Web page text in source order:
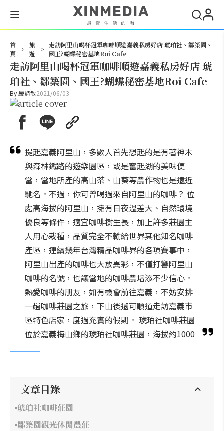
首
頁
>
旅
遊
>
走訪阿里山喝杯冠軍咖啡順遊嘉義私房好店 琥珀社、鄒築園、
國王?蝴蝶秘密基地Roi Cafe
走訪阿里山喝杯冠軍咖啡順遊嘉義私房好店 琥
珀社、鄒築園、國王?蝴蝶秘密基地Roi Cafe
By嚴詩敏2021/06/03
提起嘉義阿里山，多數人首先想起的是有著神木
與森林鐵路的遊樂園區，或是奮起湖的美味便
當，當地所產的高山茶、山葵等農作物也是遠近
馳名。不過，你可曾喝過來自阿里山的咖啡？ 位
處高海拔的阿里山，擁有日夜溫差大、自然環境
優良等條件，適宜咖啡樹生長，加上許多莊園主
人用心栽種，品質完全不輸給世界其他知名咖啡
產區，連續幾年台灣精品咖啡界的各項賽事中，
阿里山出產的咖啡也大放異彩，不僅打響阿里山
咖啡的名號，也讓當地的咖啡農增添不少信心。
熱愛咖啡的朋友，如有機會前往嘉義，不妨安排
一趟咖啡莊園之旅，下山後還可順道走訪嘉義市
區特色店家，度過充實的假期。 琥珀社咖啡莊園
位於嘉義梅山鄉的琥珀社咖啡莊園，海拔約1000
文章目錄
琥珀社咖啡莊園
鄒築園觀光休閒農莊